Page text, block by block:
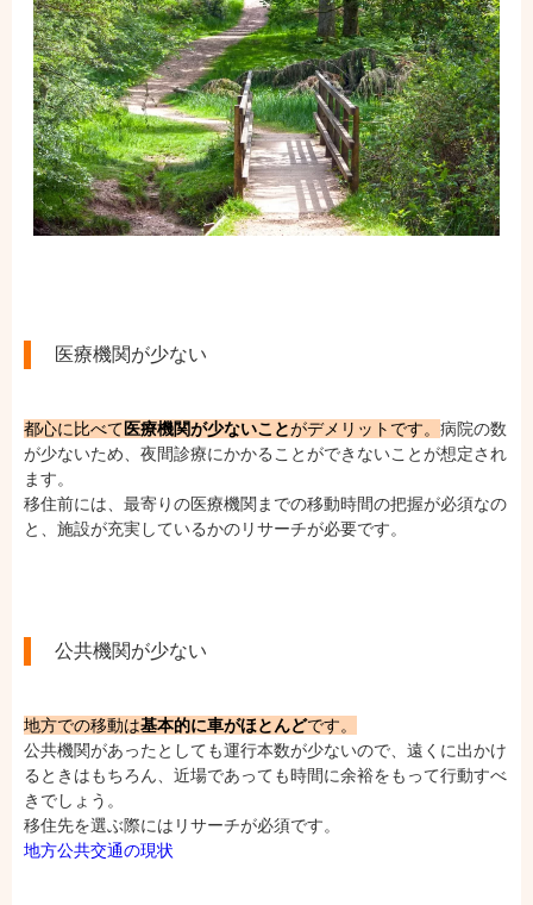
医療機関が少ない
都心に比べて医療機関が少ないことがデメリットです。 病院の数
が少ないため、夜間診療にかかることができないことが想定され
ます。
移住前には、最寄りの医療機関までの移動時間の把握が必須なの
と、施設が充実しているかのリサーチが必要です。
公共機関が少ない
地方での移動は基本的に車がほとんどです。
公共機関があったとしても運行本数が少ないので、遠くに出かけ
るときはもちろん、近場であっても時間に余裕をもって行動すべ
きでしょう。
移住先を選ぶ際にはリサーチが必須です。
地方公共交通の現状